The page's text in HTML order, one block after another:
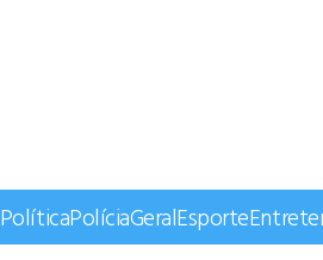
PolíticaPolíciaGeralEsporte